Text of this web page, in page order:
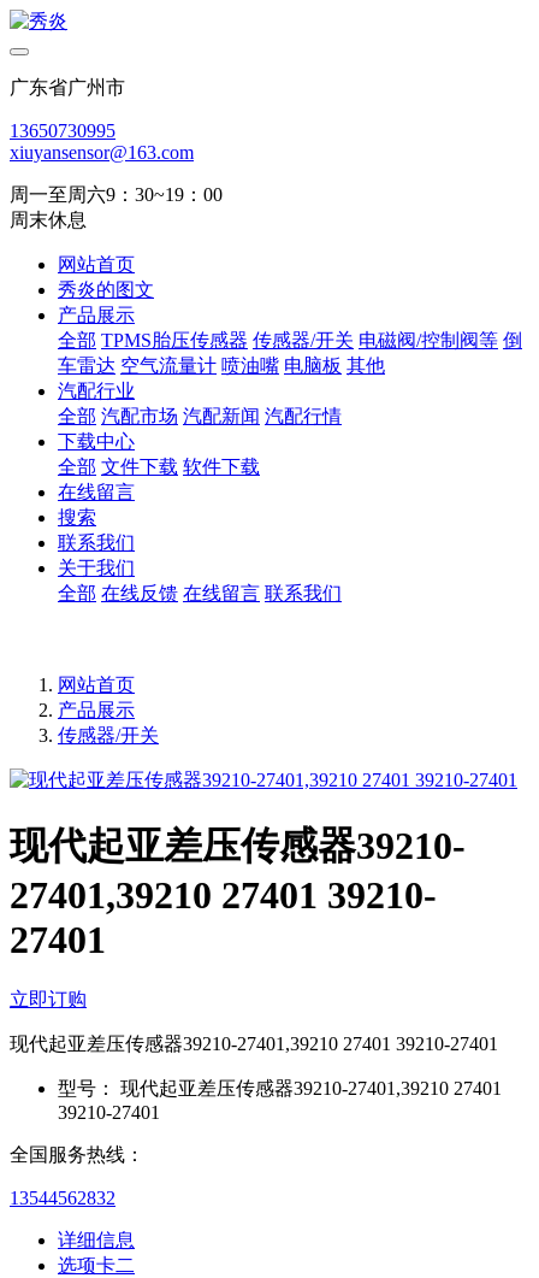
广东省广州市
13650730995
xiuyansensor@163.com
周一至周六9：30~19：00
周末休息
网站首页
秀炎的图文
产品展示
全部 TPMS胎压传感器 传感器/开关 电磁阀/控制阀等 倒
车雷达 空气流量计 喷油嘴 电脑板 其他
汽配行业
全部 汽配市场 汽配新闻 汽配行情
下载中心
全部 文件下载 软件下载
在线留言
搜索
联系我们
关于我们
全部 在线反馈 在线留言 联系我们
网站首页
产品展示
传感器/开关
现代起亚差压传感器39210-
27401,39210 27401 39210-
27401
立即订购
现代起亚差压传感器39210-27401,39210 27401 39210-27401
型号：
现代起亚差压传感器39210-27401,39210 27401
39210-27401
全国服务热线：
13544562832
详细信息
选项卡二